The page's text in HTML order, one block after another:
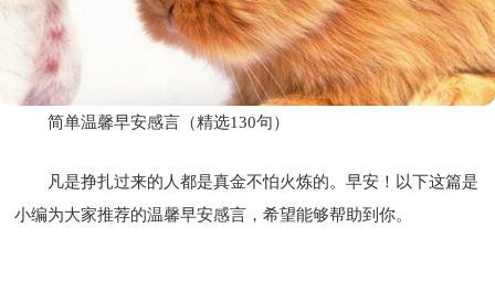
简单温馨早安感言（精选130句）
凡是挣扎过来的人都是真金不怕火炼的。早安！以下这篇是
小编为大家推荐的温馨早安感言，希望能够帮助到你。